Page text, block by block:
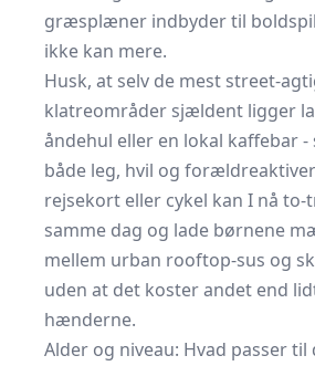
græsplæner indbyder til
ikke kan mere.
Husk, at selv de mest street-
klatreområder sjældent ligger
åndehul eller en lokal kaffebar
både leg, hvil og
rejsekort eller cykel kan I nå to-
samme dag og lade børnene
mellem urban rooftop-sus og
uden at det koster andet end
hænderne.
Alder og niveau: Hvad passer til